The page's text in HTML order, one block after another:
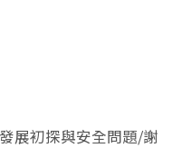
展初探與安全問題/謝